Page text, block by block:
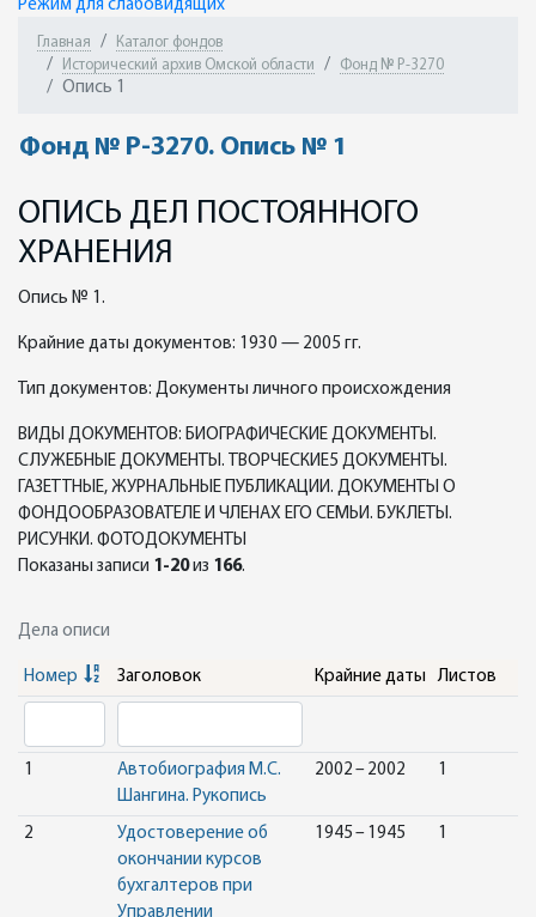
Режим для слабовидящих
Главная
Каталог фондов
Исторический архив Омской области
Фонд № Р-3270
Опись 1
Фонд № Р-3270. Опись № 1
ОПИСЬ ДЕЛ ПОСТОЯННОГО
ХРАНЕНИЯ
Опись № 1.
Крайние даты документов: 1930 — 2005 гг.
Тип документов: Документы личного происхождения
ВИДЫ ДОКУМЕНТОВ: БИОГРАФИЧЕСКИЕ ДОКУМЕНТЫ.
СЛУЖЕБНЫЕ ДОКУМЕНТЫ. ТВОРЧЕСКИЕ5 ДОКУМЕНТЫ.
ГАЗЕТТНЫЕ, ЖУРНАЛЬНЫЕ ПУБЛИКАЦИИ. ДОКУМЕНТЫ О
ФОНДООБРАЗОВАТЕЛЕ И ЧЛЕНАХ ЕГО СЕМЬИ. БУКЛЕТЫ.
РИСУНКИ. ФОТОДОКУМЕНТЫ
Показаны записи 1-20из 166.
Дела описи
Номер Заголовок Крайние даты Листов
1
Автобиография М.С.
Шангина. Рукопись
2002 – 2002 1
2
Удостоверение об
окончании курсов
бухгалтеров при
Управлении
1945 – 1945 1